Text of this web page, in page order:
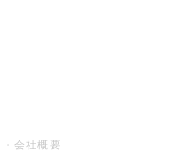
会社概要